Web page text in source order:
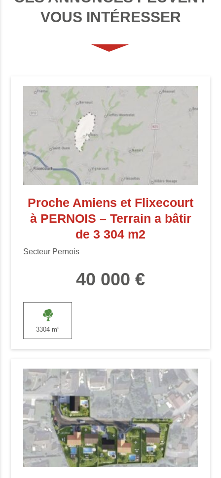
VOUS INTÉRESSER
Proche Amiens et Flixecourt
à PERNOIS – Terrain a bâtir
de 3 304 m2
Secteur Pernois
40 000 €
3304 m²